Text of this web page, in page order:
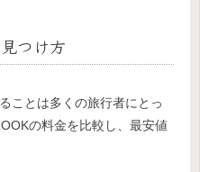
つけ方
ことは多くの旅行者にとっ
の料金を比較し、最安値